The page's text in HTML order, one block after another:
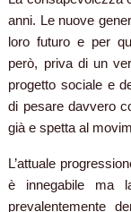
anni. Le nuove
loro futuro e per
però, priva di un
progetto sociale e
di pesare davvero
già e spetta al
L’attuale
è innegabile ma
prevalentemente